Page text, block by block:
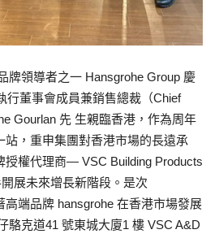
領導者之一 Hansgrohe Group 慶
行董事會成員兼銷售總裁（Chief
Gourlan 先 生親臨香港，作為周年
站，重申集團對香港市場的長遠承
授權代理商— VSC Building Products
展未來增長新階段。是次
高端品牌 hansgrohe 在香港市場發展
克道41 號東城大廈1 樓 VSC A&D